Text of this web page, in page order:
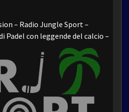
– Radio Jungle Sport –
Padel con leggende del calcio –